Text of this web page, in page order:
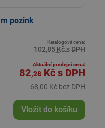
pozink
Katalogová cena:
102,85 Kč s DPH
Aktuální prodejní cena:
82,28 Kč s DPH
68,00 Kč bez DPH
Vložit do košíku